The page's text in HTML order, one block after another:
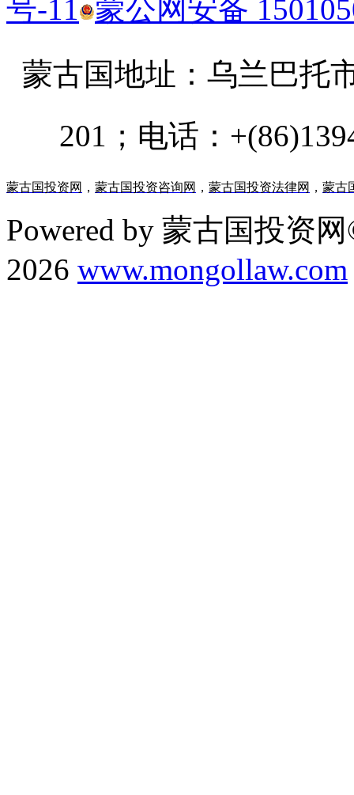
号-11
蒙公网安备
蒙古国地址： 乌兰巴托
201；电话：
蒙古国投资网 ， 蒙古国投资咨询网 ， 蒙古国投资法律网 ， 蒙古
Powered by 蒙古国投资
2026 www.mongollaw.com